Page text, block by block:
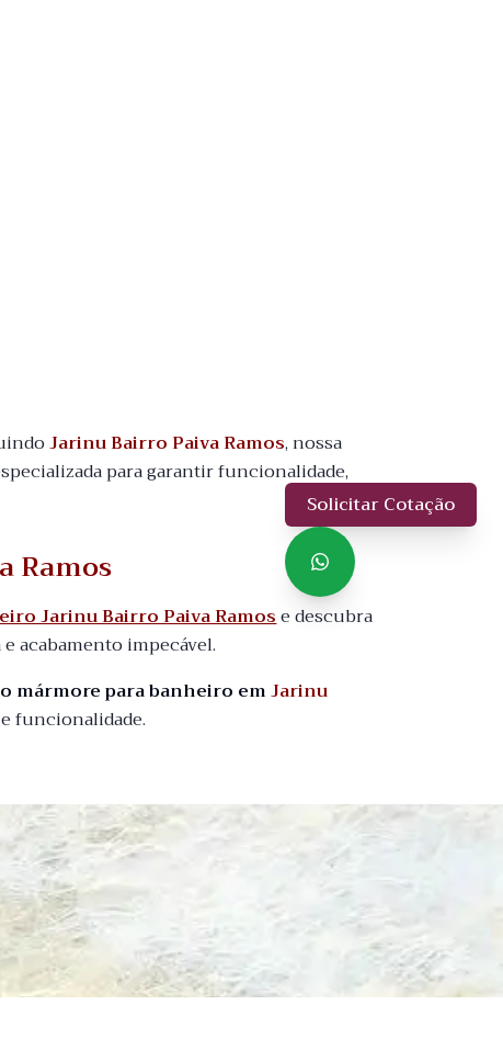
Jarinu Bairro Paiva Ramos, nossa
para garantir funcionalidade,
Ramos
Jarinu Bairro Paiva Ramose descubra
acabamento impecável.
mármore para banheiro emJarinu
funcionalidade.
Solicitar Cotação